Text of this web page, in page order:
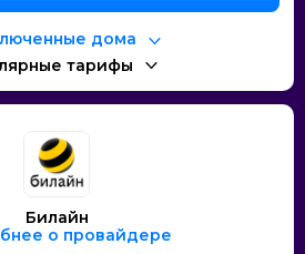
дома
тарифы
Билайн
о провайдере